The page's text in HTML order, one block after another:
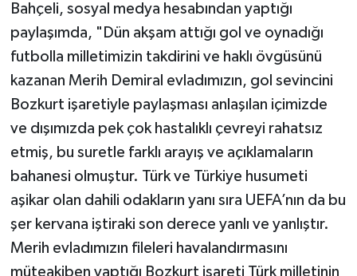
Bahçeli, sosyal medya hesabından yaptığı
paylaşımda, "Dün akşam attığı gol ve oynadığı
futbolla milletimizin takdirini ve haklı övgüsünü
kazanan Merih Demiral evladımızın, gol sevincini
Bozkurt işaretiyle paylaşması anlaşılan içimizde
ve dışımızda pek çok hastalıklı çevreyi rahatsız
etmiş, bu suretle farklı arayış ve açıklamaların
bahanesi olmuştur. Türk ve Türkiye husumeti
aşikar olan dahili odakların yanı sıra UEFA’nın da bu
şer kervana iştiraki son derece yanlı ve yanlıştır.
Merih evladımızın fileleri havalandırmasını
müteakiben yaptığı Bozkurt işareti Türk milletinin